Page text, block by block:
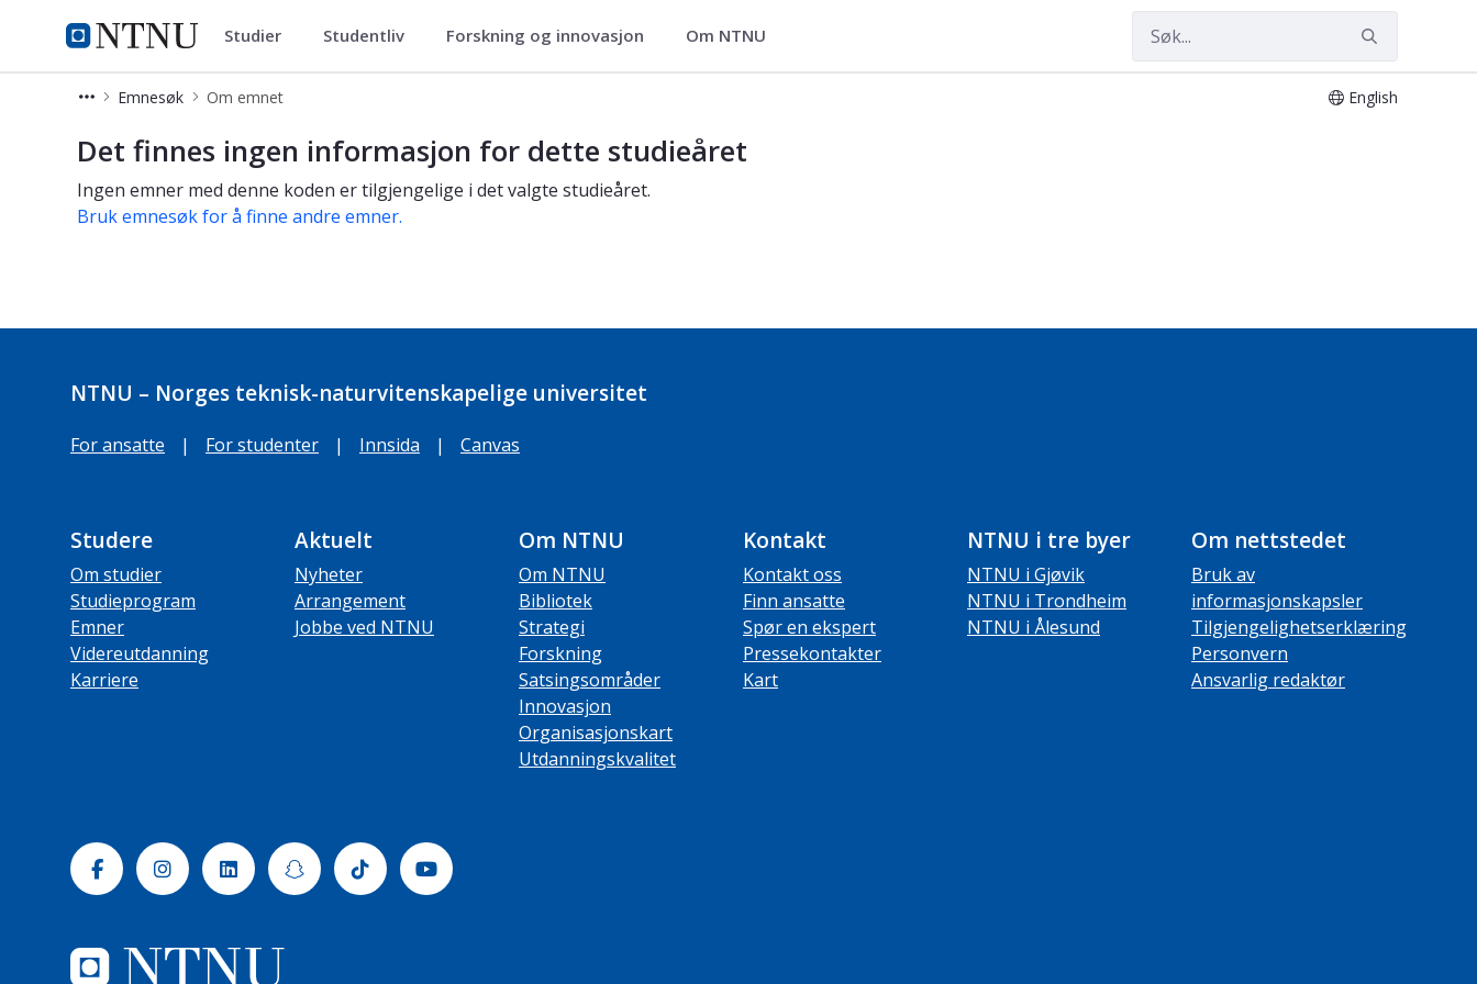
NTNU Hjemmeside
Studier Studier Studentliv Forskning og innovasjon Om NTNU
Emnesøk Om emnet English
Om emnetDet finnes ingen informasjon for dette studieåret
Ingen emner med denne koden er tilgjengelige i det valgte studieåret.
Bruk emnesøk for å finne andre emner.
NTNU – Norges teknisk-naturvitenskapelige universitet
For ansatte | For studenter | Innsida | Canvas
Studere
Om studier
Studieprogram
Emner
Videreutdanning
Karriere
Aktuelt
Nyheter
Arrangement
Jobbe ved NTNU
Om NTNU
Om NTNU
Bibliotek
Strategi
Forskning
Satsingsområder
Innovasjon
Organisasjonskart
Utdanningskvalitet
Kontakt
Kontakt oss
Finn ansatte
Spør en ekspert
Pressekontakter
Kart
NTNU i tre byer
NTNU i Gjøvik
NTNU i Trondheim
NTNU i Ålesund
Om nettstedet
Bruk av
informasjonskapsler
Tilgjengelighetserklæring
Personvern
Ansvarlig redaktør
FacebookInstagramLinkedinSnapchatTiktok Youtube